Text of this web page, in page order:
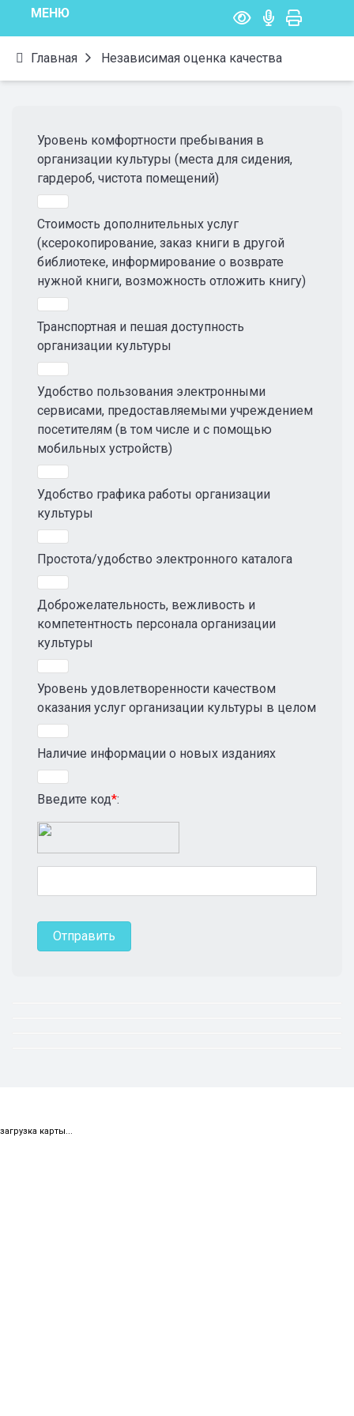
МЕНЮ
Главная Независимая оценка качества
Уровень комфортности пребывания в
организации культуры (места для сидения,
гардероб, чистота помещений)
Стоимость дополнительных услуг
(ксерокопирование, заказ книги в другой
библиотеке, информирование о возврате
нужной книги, возможность отложить книгу)
Транспортная и пешая доступность
организации культуры
Удобство пользования электронными
сервисами, предоставляемыми учреждением
посетителям (в том числе и с помощью
мобильных устройств)
Удобство графика работы организации
культуры
Простота/удобство электронного каталога
Доброжелательность, вежливость и
компетентность персонала организации
культуры
Уровень удовлетворенности качеством
оказания услуг организации культуры в целом
Наличие информации о новых изданиях
Введите код*:
загрузка карты...